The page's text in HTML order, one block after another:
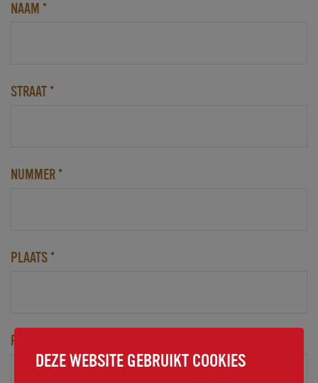
NAAM *
Adres
STRAAT *
NUMMER *
PLAATS *
POSTCODE
DEZE WEBSITE GEBRUIKT COOKIES